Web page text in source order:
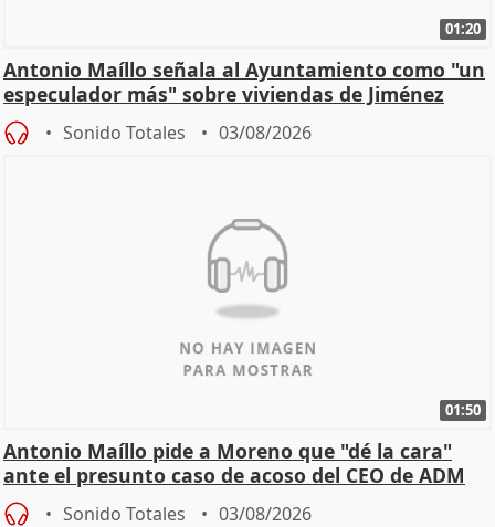
01:20
Antonio Maíllo señala al Ayuntamiento como "un
especulador más" sobre viviendas de Jiménez
Becerril
Sonido Totales 03/08/2026
01:50
Antonio Maíllo pide a Moreno que "dé la cara"
ante el presunto caso de acoso del CEO de ADM
Sonido Totales 03/08/2026